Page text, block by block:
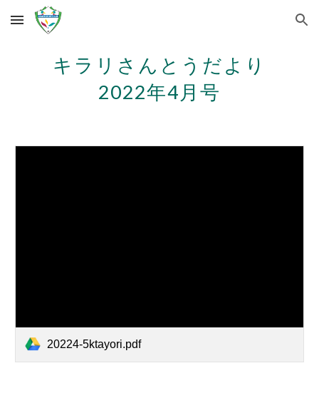
Skip to main content Skip to navigation
キラリさんとう だより
2022年4 月号
20224-5ktayori.pdf